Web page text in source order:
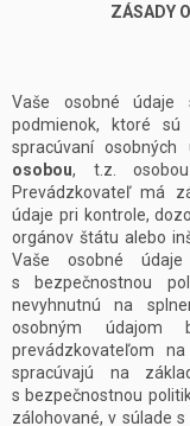
ZÁSADY
Vaše osobné údaje
podmienok, ktoré
spracúvaní
osobou, t.z.
Prevádzkovateľ má
údaje pri kontrole,
orgánov štátu alebo
Vaše osobné
s bezpečnostnou
nevyhnutnú na
osobným údajom
prevádzkovateľom
spracúvajú na
s bezpečnostnou
zálohované, v súlade